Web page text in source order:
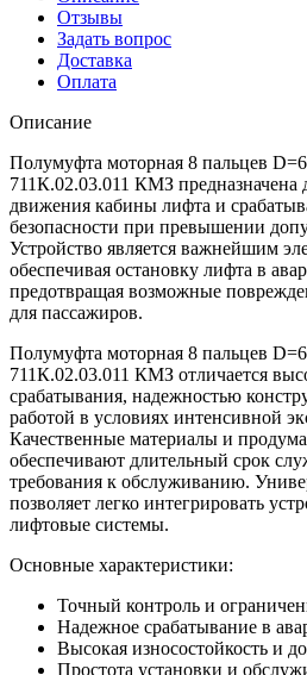
Отзывы
Задать вопрос
Доставка
Оплата
Описание
Полумуфта моторная 8 пальцев
711К.02.03.011 КМЗ предназначена
движения кабины лифта и
безопасности при превышении
Устройство является важнейшим
обеспечивая остановку лифта в
предотвращая возможные
для пассажиров.
Полумуфта моторная 8 пальцев
711К.02.03.011 КМЗ отличается
срабатывания, надежностью
работой в условиях интенсивной
Качественные материалы и
обеспечивают длительный срок
требования к обслуживанию.
позволяет легко интегрировать
лифтовые системы.
Основные характеристики:
Точный контроль и
Надежное срабатывание в
Высокая износостойкость и
Простота установки и